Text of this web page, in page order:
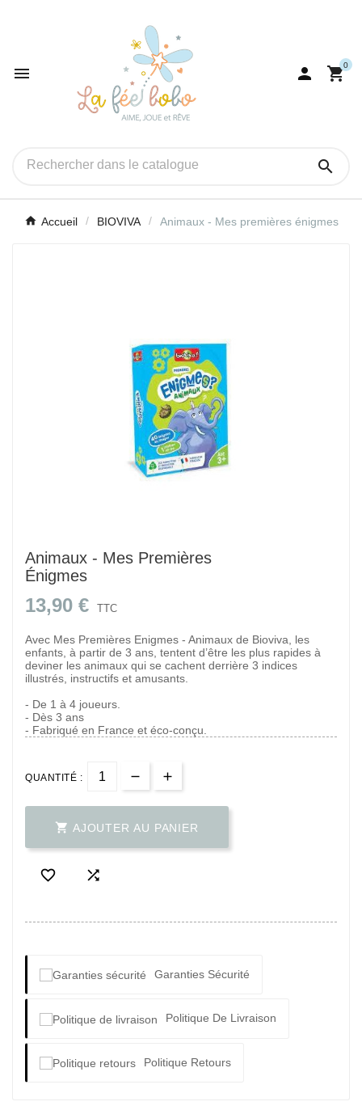
  0

Accueil BIOVIVA Animaux - Mes premières énigmes
Animaux - Mes Premières
Énigmes
13,90 € TTC
Avec Mes Premières Enigmes - Animaux de Bioviva, les
enfants, à partir de 3 ans, tentent d’être les plus rapides à
deviner les animaux qui se cachent derrière 3 indices
illustrés, instructifs et amusants.
- De 1 à 4 joueurs.
- Dès 3 ans
- Fabriqué en France et éco-conçu.
QUANTITÉ :
 AJOUTER AU PANIER
 
Garanties Sécurité
Politique De Livraison
Politique Retours